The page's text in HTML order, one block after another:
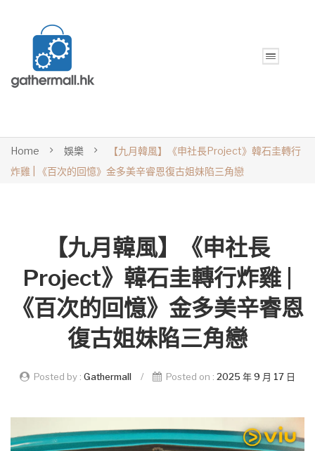
Home 娛樂
【九月韓風】《申社長Project》韓石圭轉行
炸雞 | 《百次的回憶》金多美辛睿恩復古姐妹陷三角戀
【九月韓風】《申社長
Project》韓石圭轉行炸雞 |
《百次的回憶》金多美辛睿恩
復古姐妹陷三角戀
Posted by : Gathermall / Posted on : 2025 年 9 月 17 日